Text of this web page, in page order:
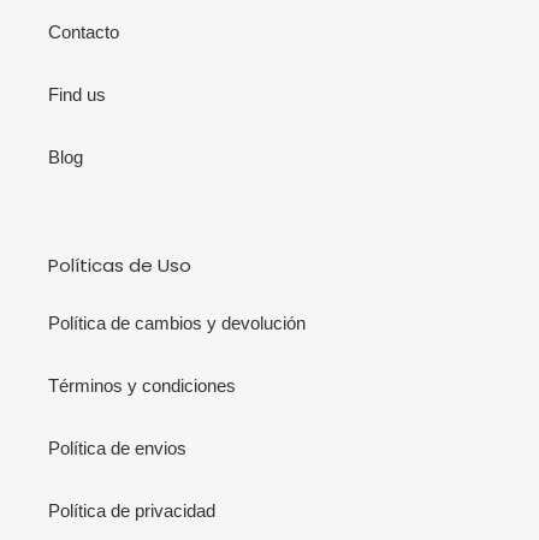
Contacto
Find us
Blog
Políticas de Uso
Política de cambios y devolución
Términos y condiciones
Política de envios
Política de privacidad